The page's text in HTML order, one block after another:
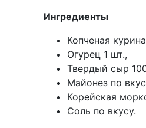
Ингредиенты
Копченая
Огурец 1 шт.,
Твердый сыр
Майонез по
Корейская
Соль по вкусу.